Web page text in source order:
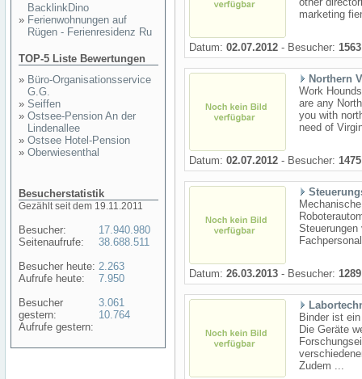
BacklinkDino
» Ferienwohnungen auf
Rügen - Ferienresidenz Ru
TOP-5 Liste Bewertungen
» Büro-Organisationsservice
G.G.
» Seiffen
» Ostsee-Pension An der
Lindenallee
» Ostsee Hotel-Pension
» Oberwiesenthal
Besucherstatistik
Gezählt seit dem 19.11.2011
Besucher:
Seitenaufrufe:
Besucher heute:
Aufrufe heute:
Besucher
gestern:
Aufrufe gestern:
17.940.980
38.688.511
2.263
7.950
3.061
10.764
marketing
Datum: 02.07.2012 - Besucher: 1563
Northern
Work
are any
you with
need of
Datum: 02.07.2012 - Besucher: 1475
Datum: 26.03.2013 - Besucher: 1289
Binder ist
Die Geräte
Zudem ...